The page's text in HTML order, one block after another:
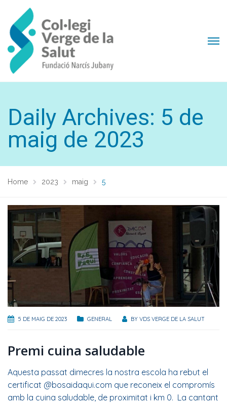
Daily Archives: 5 de
maig de 2023
Home 2023 maig 5
5 DE MAIG DE 2023 GENERAL BY VDS VERGE DE LA SALUT
Premi cuina saludable
Aquesta passat dimecres la nostra escola ha rebut el
certificat @bosaidaqui.com que reconeix el compromís
amb la cuina saludable, de proximitat i km 0. La cantant